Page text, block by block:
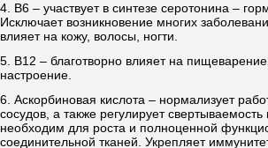
4. B6 – участвует в синтезе серотонина –
Исключает возникновение многих
влияет на кожу, волосы, ногти.
5. B12 – благотворно влияет на
настроение.
6. Аскорбиновая кислота – нормализует
сосудов, а также регулирует
необходим для роста и полноценной
соединительной тканей. Укрепляет